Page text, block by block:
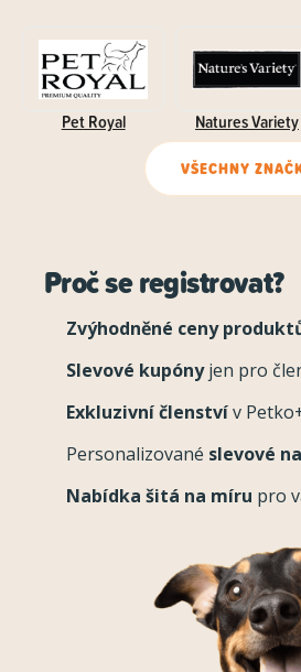
Pet Royal Natures Variety
VŠECHNY
Proč se registrovat?
Zvýhodněné ceny
Slevové kupónyjen pro
Exkluzivní členstvív
Personalizované slevové
Nabídka šitá na míru pro